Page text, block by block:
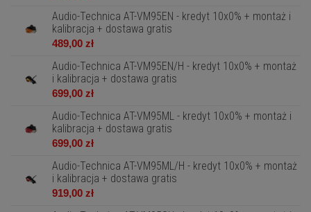
Audio-Technica AT-VM95EN - kredyt 10x0% + montaż i
kalibracja + dostawa gratis
489,00 zł
Audio-Technica AT-VM95EN/H - kredyt 10x0% + montaż
i kalibracja + dostawa gratis
699,00 zł
Audio-Technica AT-VM95ML - kredyt 10x0% + montaż i
kalibracja + dostawa gratis
699,00 zł
Audio-Technica AT-VM95ML/H - kredyt 10x0% + montaż
i kalibracja + dostawa gratis
919,00 zł